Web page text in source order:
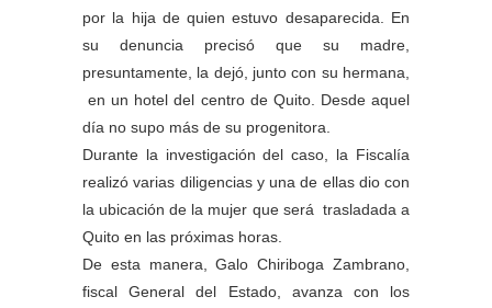
por la hija de quien estuvo desaparecida. En
su denuncia precisó que su madre,
presuntamente, la dejó, junto con su hermana,
en un hotel del centro de Quito. Desde aquel
día no supo más de su progenitora.
Durante la investigación del caso, la Fiscalía
realizó varias diligencias y una de ellas dio con
la ubicación de la mujer que será trasladada a
Quito en las próximas horas.
De esta manera, Galo Chiriboga Zambrano,
fiscal General del Estado, avanza con los